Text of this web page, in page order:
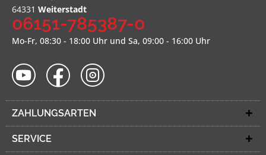
64331 Weiterstadt
06151-785387-0
Mo-Fr, 08:30 - 18:00 Uhr und Sa, 09:00 - 16:00 Uhr
ZAHLUNGSARTEN
SERVICE